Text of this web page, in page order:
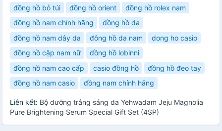
đồng hồ bỏ túi
đồng hồ orient
đồng hồ rolex nam
đồng hồ nam chính hãng
đồng hồ da
đồng hồ nam dây da
đông hồ da nam
dong ho casio
đồng hồ cặp nam nữ
đồng hồ lobinni
đồng hồ nam cao cấp
casio đồng hồ
đồng hồ đeo tay
đồng hồ nam casio
đồng nam chính hãng
Liên kết: Bộ dưỡng trắng sáng da Yehwadam Jeju Magnolia
Pure Brightening Serum Special Gift Set (4SP)